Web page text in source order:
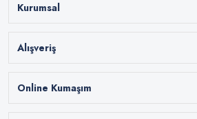
Kurumsal
Alışveriş
Online Kumaşım